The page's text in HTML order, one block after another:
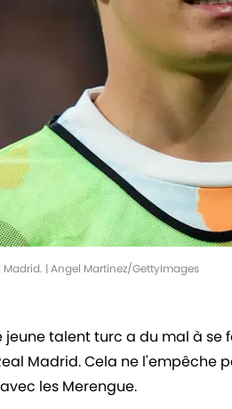
| Angel Martinez/GettyImages
jeune talent turc a du mal à se
Madrid. Cela ne l'empêche
les Merengue.